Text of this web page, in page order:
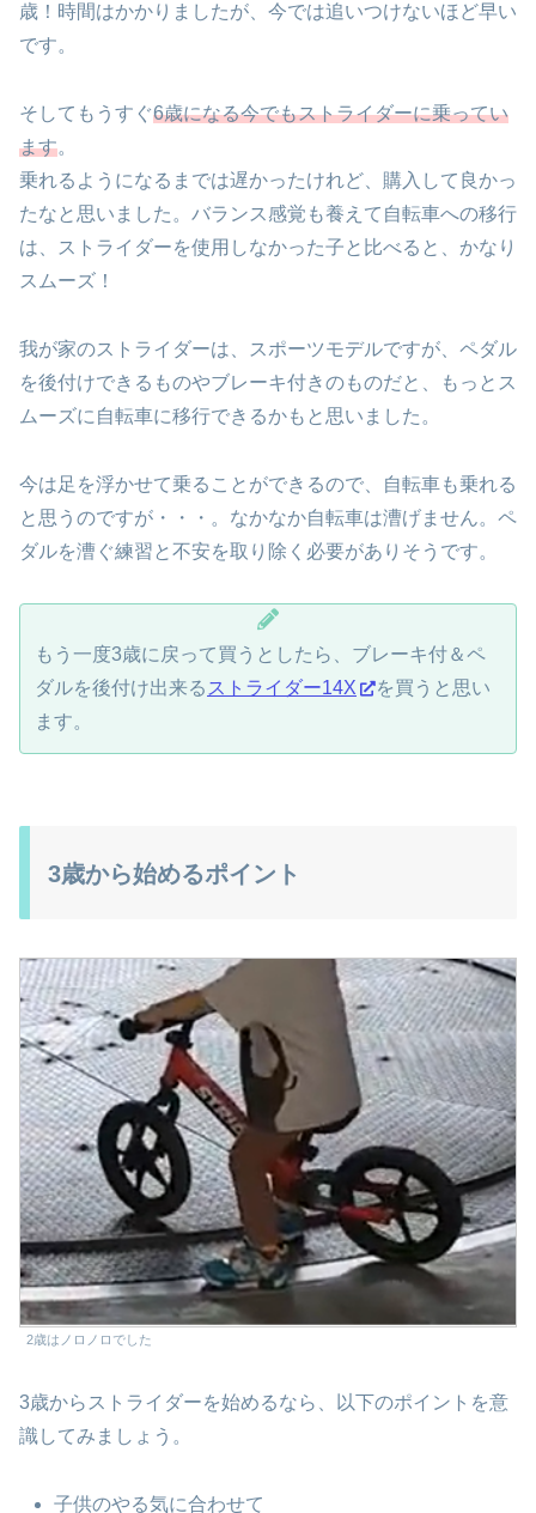
歳！時間はかかりましたが、今では追いつけないほど早い
です。
そしてもうすぐ6歳になる今でもストライダーに乗ってい
ます。
乗れるようになるまでは遅かったけれど、購入して良かっ
たなと思いました。バランス感覚も養えて自転車への移行
は、ストライダーを使用しなかった子と比べると、かなり
スムーズ！
我が家のストライダーは、スポーツモデルですが、ペダル
を後付けできるものやブレーキ付きのものだと、もっとス
ムーズに自転車に移行できるかもと思いました。
今は足を浮かせて乗ることができるので、自転車も乗れる
と思うのですが・・・。なかなか自転車は漕げません。ペ
ダルを漕ぐ練習と不安を取り除く必要がありそうです。
もう一度3歳に戻って買うとしたら、ブレーキ付＆ペ
ダルを後付け出来る ストライダー14X
を買うと思い
ます。
3歳から始めるポイント
2歳はノロノロでした
3歳からストライダーを始めるなら、以下のポイントを意
識してみましょう。
子供のやる気に合わせて